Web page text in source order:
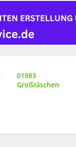
01983
Großräschen